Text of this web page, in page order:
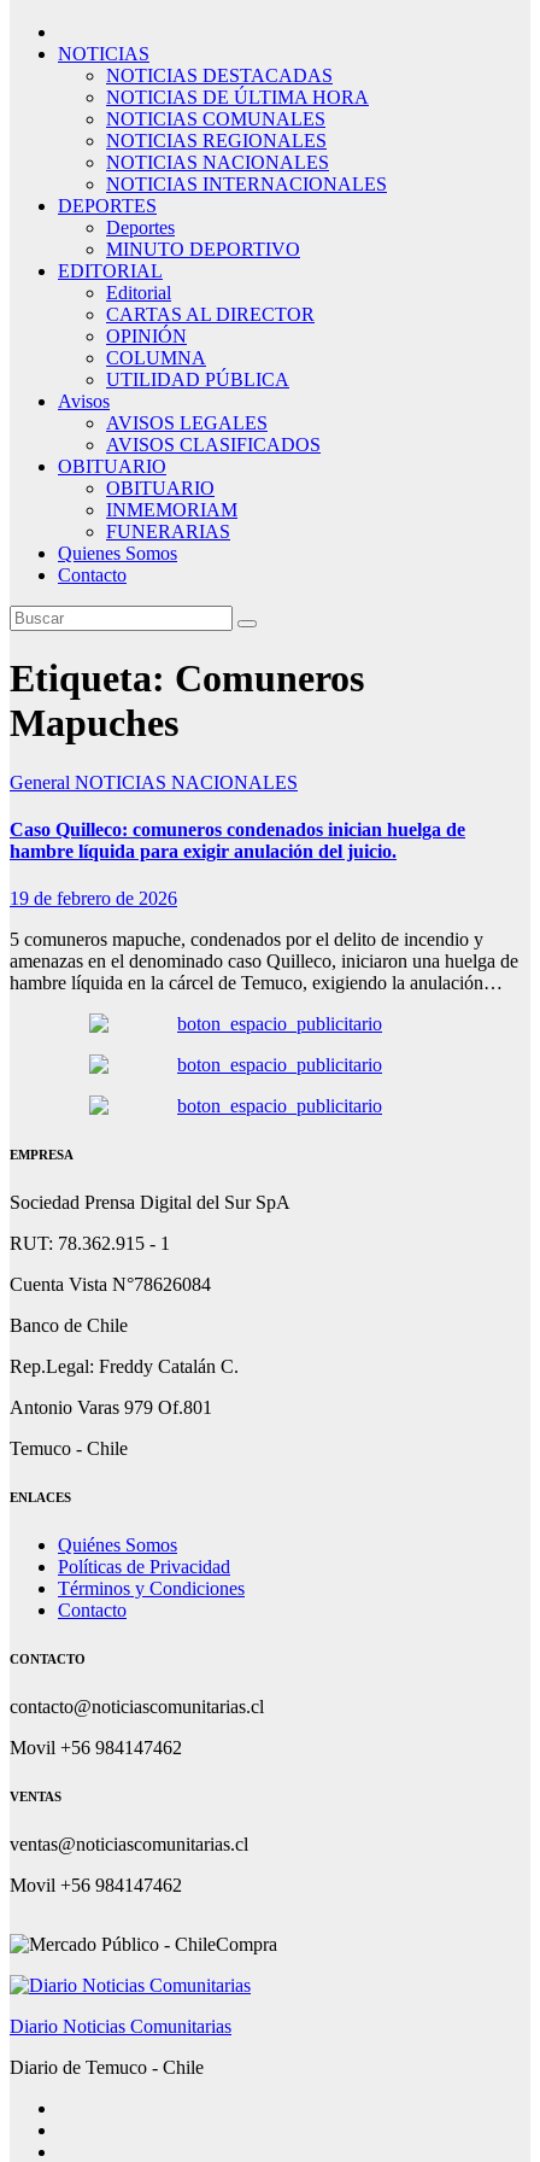
NOTICIAS
NOTICIAS DESTACADAS
NOTICIAS DE ÚLTIMA HORA
NOTICIAS COMUNALES
NOTICIAS REGIONALES
NOTICIAS NACIONALES
NOTICIAS INTERNACIONALES
DEPORTES
Deportes
MINUTO DEPORTIVO
EDITORIAL
Editorial
CARTAS AL DIRECTOR
OPINIÓN
COLUMNA
UTILIDAD PÚBLICA
Avisos
AVISOS LEGALES
AVISOS CLASIFICADOS
OBITUARIO
OBITUARIO
INMEMORIAM
FUNERARIAS
Quienes Somos
Contacto
Etiqueta: Comuneros
Mapuches
General NOTICIAS NACIONALES
Caso Quilleco: comuneros condenados inician huelga de
hambre líquida para exigir anulación del juicio.
19 de febrero de 2026
5 comuneros mapuche, condenados por el delito de incendio y
amenazas en el denominado caso Quilleco, iniciaron una huelga de
hambre líquida en la cárcel de Temuco, exigiendo la anulación…
EMPRESA
Sociedad Prensa Digital del Sur SpA
RUT: 78.362.915 - 1
Cuenta Vista N°78626084
Banco de Chile
Rep.Legal: Freddy Catalán C.
Antonio Varas 979 Of.801
Temuco - Chile
ENLACES
Quiénes Somos
Políticas de Privacidad
Términos y Condiciones
Contacto
CONTACTO
contacto@noticiascomunitarias.cl
Movil +56 984147462
VENTAS
ventas@noticiascomunitarias.cl
Movil +56 984147462
Diario Noticias Comunitarias
Diario de Temuco - Chile